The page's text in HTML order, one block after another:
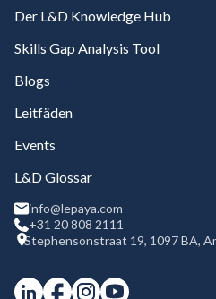
Der L&D Knowledge Hub
Skills Gap Analysis Tool
Blogs
Leitfäden
Events
L&D Glossar
info@lepaya.com
+31 20 808 2111
Stephensonstraat 19, 1097 BA,